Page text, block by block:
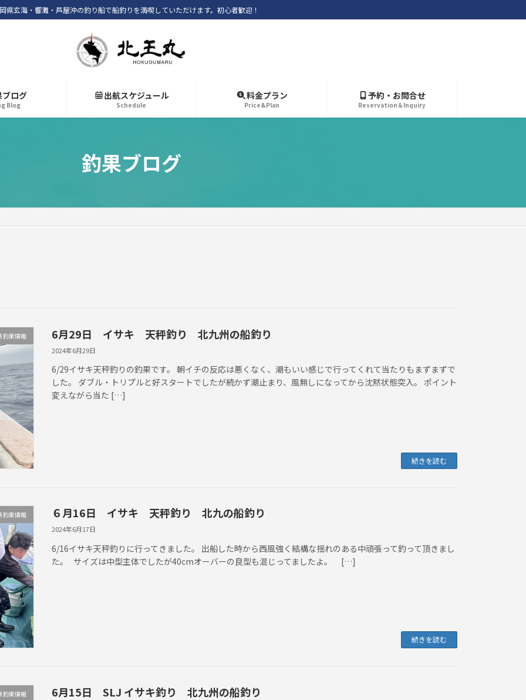
県玄海・響灘・芦屋沖の釣り船で船釣りを満喫していただけます。初心者歓迎！
ブログ
Blog
出航スケジュール
Schedule
料金プラン
Price&Plan
予約・お問合せ
Reservation＆Inquiry
釣果ブログ
釣果情報 6月29日 イサキ 天秤釣り 北九州の船釣り
2024年6月29日
6/29イサキ天秤釣りの釣果です。 朝イチの反応は悪くなく、潮もいい感じで行ってくれて当たりもまずまずで
した。 ダブル・トリプルと好スタートでしたが続かず潮止まり、風無しになってから沈黙状態突入。 ポイント
変えながら当た […]
続きを読む
釣果情報 ６月16日 イサキ 天秤釣り 北九の船釣り
2024年6月17日
6/16イサキ天秤釣りに行ってきました。 出船した時から西風強く結構な揺れのある中頑張って釣って頂きまし
た。 サイズは中型主体でしたが40cmオーバーの良型も混じってましたよ。 […]
続きを読む
釣果情報 6月15日 SLJ イサキ釣り 北九州の船釣り